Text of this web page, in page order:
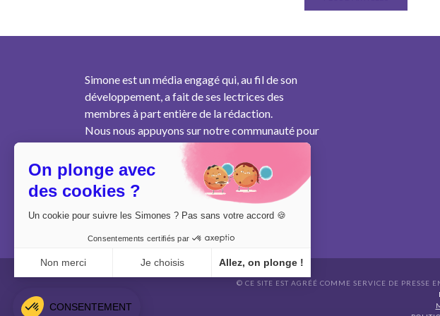
Simone est un média engagé qui, au fil de son
développement, a fait de ses lectrices des
membres à part entière de la rédaction.
Nous nous appuyons sur notre communauté pour
produire un contenu pertinent au plus près des
besoins des femmes de notre génération.
© CE SITE EST AGRÉÉ COMME SERVICE DE
On plonge avec
des cookies ?
Un cookie pour suivre les Simones ? Pas sans votre accord 🍪
Consentements certifiés par
Non merci Je choisis Allez, on plonge !
Plateforme de Gestion du Consentement : Personnalisez vos Options
CONSENTEMENT